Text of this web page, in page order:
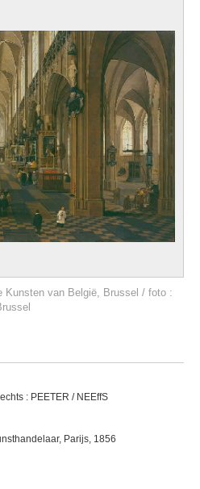
Kunsten van België, Brussel / foto :
: PEETER / NEEffS
Parijs, 1856